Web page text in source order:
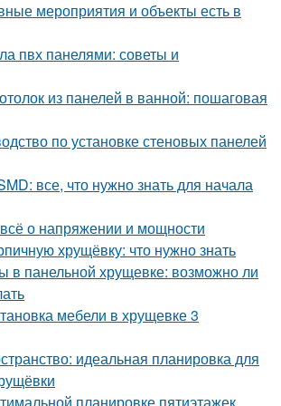
мероприятия и объекты есть в
пвх панелями: советы и
из панелей в ванной: пошаговая
по установке стеновых панелей
все, что нужно знать для начала
о напряжении и мощности
хрущёвку: что нужно знать
в панельной хрущевке: возможно ли
мебели в хрущевке 3
идеальная планировка для